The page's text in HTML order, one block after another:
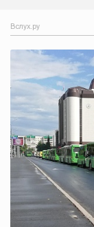
Вслух.ру